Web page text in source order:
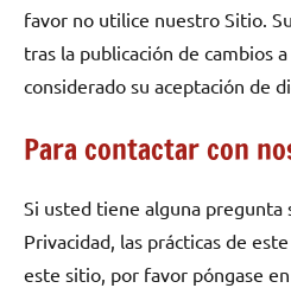
favor no utilice nuestro Sitio.
tras la publicación de cambios
considerado su aceptación de
Para contactar con
Si usted tiene alguna pregunta
Privacidad, las prácticas de
este sitio, por favor póngase